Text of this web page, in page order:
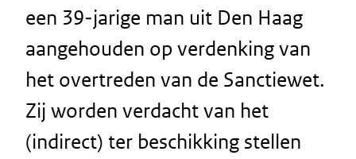
een 39‑jarige man uit Den Haag
aangehouden op verdenking van
het overtreden van de Sanctiewet.
Zij worden verdacht van het
(indirect) ter beschikking stellen